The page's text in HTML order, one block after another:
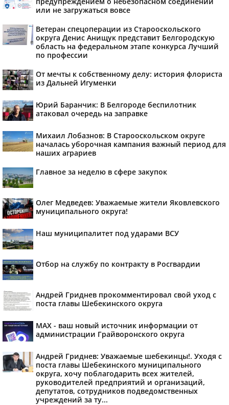
или не загружаться вовсе
Ветеран спецоперации из Старооскольского
округа Денис Анищук представит Белгородскую
область на федеральном этапе конкурса Лучший
по профессии
От мечты к собственному делу: история флориста
из Дальней Игуменки
Юрий Баранчик: В Белгороде беспилотник
атаковал очередь на заправке
Михаил Лобазнов: В Старооскольском округе
началась уборочная кампания важный период для
наших аграриев
Главное за неделю в сфере закупок
Олег Медведев: Уважаемые жители Яковлевского
муниципального округа!
Наш муниципалитет под ударами ВСУ
Отбор на службу по контракту в Росгвардии
Андрей Гриднев прокомментировал свой уход с
поста главы Шебекинского округа
MAX - ваш новый источник информации от
администрации Грайворонского округа
Андрей Гриднев: Уважаемые шебекинцы!. Уходя с
поста главы Шебекинского муниципального
округа, хочу поблагодарить всех жителей,
руководителей предприятий и организаций,
депутатов, сотрудников подведомственных
учреждений за ту...